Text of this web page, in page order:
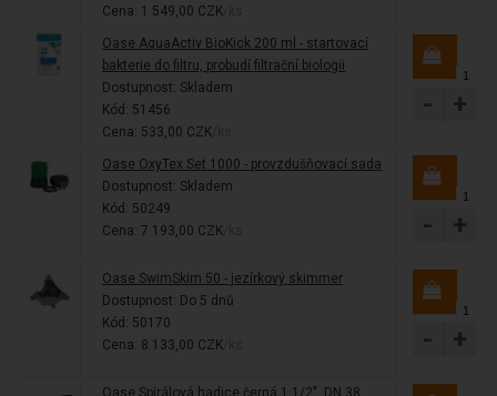
Cena: 1 549,00 CZK
Oase AquaActiv BioKick 200 ml - startovací
bakterie do filtru, probudí filtrační biologii
Dostupnost: Skladem
Kód: 51456
Cena: 533,00 CZK
- +
Oase OxyTex Set 1000 - provzdušňovací sada
Dostupnost: Skladem
Kód: 50249
Cena: 7 193,00 CZK
- +
Oase SwimSkim 50 - jezírkový skimmer
Dostupnost: Do 5 dnů
Kód: 50170
Cena: 8 133,00 CZK
- +
Oase Spirálová hadice černá 1 1/2", DN 38